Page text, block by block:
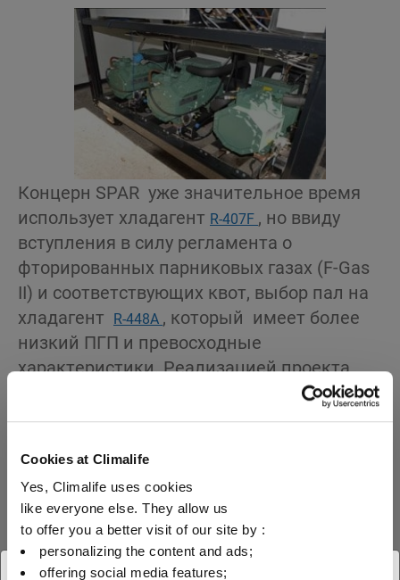
Cookies at Climalife
Yes, Climalife uses cookies
like everyone else. They allow us
to offer you a better visit of our site by :
personalizing the content and ads;
offering social media features;
Концерн SPAR уже значительное время
использует хладагент R-407F , но ввиду
вступления в силу регламента о
фторированных парниковых газах (F-Gas
II) и соответствующих квот, выбор пал на
хладагент R-448А , который имеет более
низкий ПГП и превосходные
характеристики. Реализацией проекта
Koeltechniek, расположенная в городе Де
Техническое решение,
предложенное Wieman